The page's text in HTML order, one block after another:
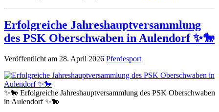
Erfolgreiche Jahreshauptversammlung
des PSK Oberschwaben in Aulendorf ✨🐎
Veröffentlicht am 28. April 2026 Pferdesport
✨🐎 Erfolgreiche Jahreshauptversammlung des PSK Oberschwaben
in Aulendorf ✨🐎